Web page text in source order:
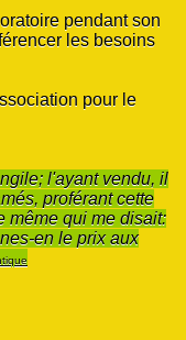
pendant son
les besoins
pour le
l'ayant vendu, il
proférant cette
même qui me disait:
en le prix aux
dans le Sanwi»